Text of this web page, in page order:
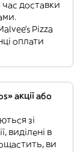
доставки
Pizza
оплати
акції або
зі
виділені в
ви